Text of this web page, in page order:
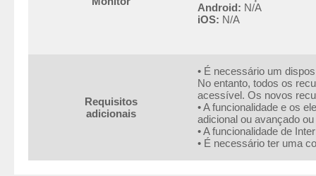
Android: N/A
iOS: N/A
Requisitos
adicionais
• É necessário um
No entanto, todos os
acessível. Os novos
• A funcionalidade e os
adicional ou avançado
• A funcionalidade de
• É necessário ter uma